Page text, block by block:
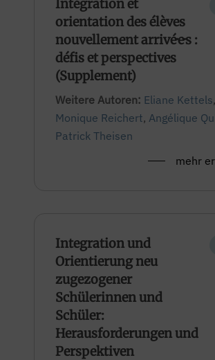
Intégration et
orientation des élèves
nouvellement arrivé·e·s :
défis et perspectives
(Supplement)
Weitere Autoren: Eliane Kettels,
Monique Reichert, Angélique
Patrick Theisen
mehr
Integration und
Orientierung neu
zugezogener
Schülerinnen und
Schüler:
Herausforderungen und
Perspektiven